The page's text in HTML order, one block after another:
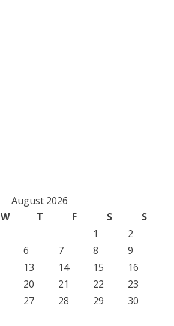
August 2026
W T F S
S
1
2
6 7 8
9
13 14 15
16
20 21 22
23
27 28 29
30